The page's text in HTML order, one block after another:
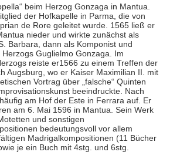
beim Herzog Gonzaga in Mantua.
der Hofkapelle in Parma, die von
de Rore geleitet wurde. 1565 ließ er
nieder und wirkte zunächst als
Barbara, dann als Komponist und
Guglielmo Gonzaga. Im
reiste er1566 zu einem Treffen der
Augsburg, wo er Kaiser Maximilian II. mit
Vortrag über „falsche“ Quinten
beeindruckte. Nach
am Hof der Este in Ferrara auf. Er
am 6. Mai 1596 in Mantua. Sein Werk
und sonstigen
bedeutungsvoll vor allem
Madrigalkompositionen (11 Bücher
je ein Buch mit 4stg. und 6stg.